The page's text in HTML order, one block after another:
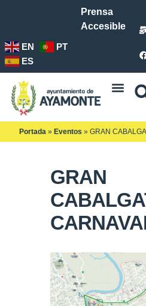
Prensa
Accesible
EN
PT
ES
Portada » Eventos » GRAN
GRAN